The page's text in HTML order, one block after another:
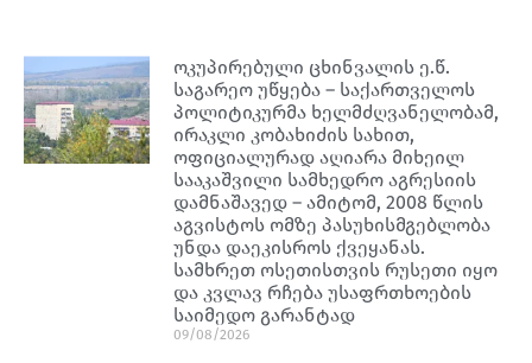
ოკუპირებული ცხინვალის ე.წ.
საგარეო უწყება – საქართველოს
პოლიტიკურმა ხელმძღვანელობამ,
ირაკლი კობახიძის სახით,
ოფიციალურად აღიარა მიხეილ
სააკაშვილი სამხედრო აგრესიის
დამნაშავედ – ამიტომ, 2008 წლის
აგვისტოს ომზე პასუხისმგებლობა
უნდა დაეკისროს ქვეყანას.
სამხრეთ ოსეთისთვის რუსეთი იყო
და კვლავ რჩება უსაფრთხოების
საიმედო გარანტად
09/08/2026